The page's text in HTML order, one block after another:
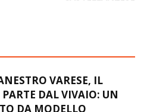
VARESE, IL
PARTE DAL VIVAIO: UN
DA MODELLO